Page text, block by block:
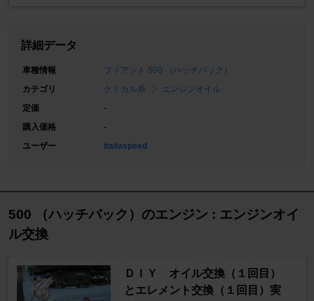
詳細データ
車種情報
フィアット 500 （ハッチバック）
カテゴリ
ケミカル系
エンジンオイル
定価
-
購入価格
-
ユーザー
italiaspeed
500 （ハッチバック）のエンジン : エンジンオイ
ル交換
ＤＩＹ オイル交換（１回目）
とエレメント交換（１回目）実